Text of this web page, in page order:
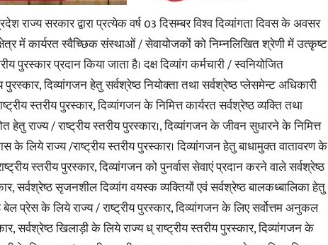
News
Paper
राज्य सरकार द्वारा प्रत्येक वर्ष 03 दिसम्बर विश्व दिव्यांगता दिवस के अवसर
क्षेत्र में कार्यरत स्वैच्छिक संस्थाओं / सेवायोजकों को निम्नलिखित श्रेणी में उत्कृष्ट
पुरस्कार प्रदान किया जाता है। दक्ष दिव्यांग कर्मचारी / स्वनियोजित
दिव्यांगजन हेतु सर्वश्रेष्ठ नियोक्ता तथा सर्वश्रेष्ठ प्लेसमेन्ट अधिकारी
स्तरीय पुरस्कार, दिव्यांगजन के निमित्त कार्यरत सर्वश्रेष्ठ व्यक्ति तथा
हेतु राज्य / राष्ट्रीय स्तरीय पुरस्कार।, दिव्यांगजन के जीवन सुधारने के निमित्त
के लिये राज्य /राष्ट्रीय स्तरीय पुरस्कार। दिव्यांगजन हेतु बाधामुक्त वातावरण के
स्तरीय पुरस्कार, दिव्यांगजन को पुनर्वास सेवाएं प्रदान करने वाले सर्वश्रेष्ठ
सर्वश्रेष्ठ सृजनशील दिव्यांग वयस्क व्यक्तियों एवं सर्वश्रेष्ठ बालकध्बालिका हेतु
बेल प्रेस के लिये राज्य / राष्ट्रीय पुरस्कार, दिव्यांगजन के लिए सर्वोत्तम अनुकल
सर्वश्रेष्ठ खिलाड़ी के लिये राज्य ध् राष्ट्रीय स्तरीय पुरस्कार, दिव्यांगजन के